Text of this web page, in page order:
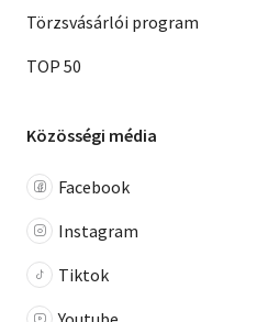
Törzsvásárlói program
TOP 50
Közösségi média
Facebook
Instagram
Tiktok